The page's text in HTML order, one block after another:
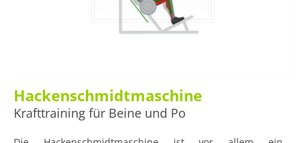
Hackenschmidtmaschine
Krafttraining für Beine und Po